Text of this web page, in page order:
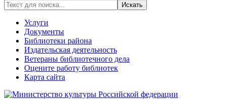
Искать
Услуги
Документы
Библиотеки района
Издательская деятельность
Ветераны библиотечного дела
Оцените работу библиотек
Карта сайта